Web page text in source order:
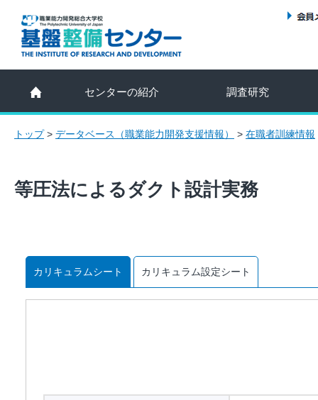
センターの紹介 調査研究
トップ> データベース（職業能力開発支援情報） > 在職者訓練情報
等圧法によるダクト設計実務
カリキュラムシート カリキュラム設定シート